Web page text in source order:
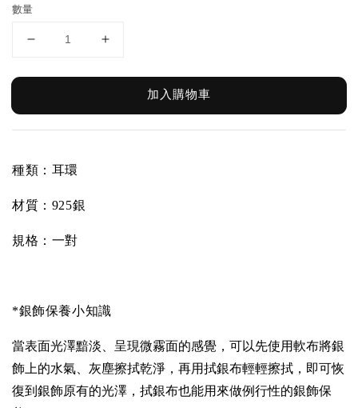
數量
加入購物車
種類：耳環
材質： 925銀
規格：一對
*銀飾保養小知識
當表面光澤黯淡、呈現微霧面的感覺，可以先使用軟布將銀
飾上的水氣、灰塵擦拭乾淨，再用拭銀布輕輕擦拭，即可恢
復到銀飾原有的光澤，拭銀布也能用來做例行性的銀飾保